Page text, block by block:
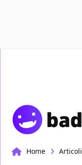
Home Articoli